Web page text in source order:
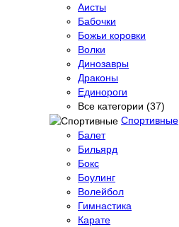
Аисты
Бабочки
Божьи коровки
Волки
Динозавры
Драконы
Единороги
Все категории (37)
Спортивные
Балет
Бильярд
Бокс
Боулинг
Волейбол
Гимнастика
Карате